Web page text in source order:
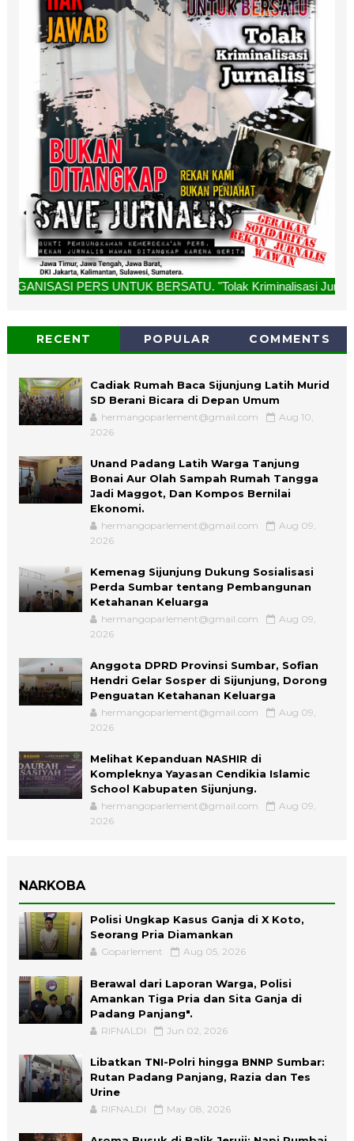
UNTUK BERSATU. "Tolak Kriminalisasi Jurnalis, Rekan
RECENT POPULAR COMMENTS
Cadiak Rumah Baca Sijunjung Latih Murid
SD Berani Bicara di Depan Umum
hermangoparlement@gmail.com
Aug 10,
2026
Unand Padang Latih Warga Tanjung
Bonai Aur Olah Sampah Rumah Tangga
Jadi Maggot, Dan Kompos Bernilai
Ekonomi.
hermangoparlement@gmail.com
Aug 09,
2026
Kemenag Sijunjung Dukung Sosialisasi
Perda Sumbar tentang Pembangunan
Ketahanan Keluarga
hermangoparlement@gmail.com
Aug 09,
2026
Anggota DPRD Provinsi Sumbar, Sofian
Hendri Gelar Sosper di Sijunjung, Dorong
Penguatan Ketahanan Keluarga
hermangoparlement@gmail.com
Aug 09,
2026
Melihat Kepanduan NASHIR di
Kompleknya Yayasan Cendikia Islamic
School Kabupaten Sijunjung.
hermangoparlement@gmail.com
Aug 09,
2026
NARKOBA
Polisi Ungkap Kasus Ganja di X Koto,
Seorang Pria Diamankan
Goparlement Aug 05, 2026
Berawal dari Laporan Warga, Polisi
Amankan Tiga Pria dan Sita Ganja di
Padang Panjang".
RIFNALDI Jun 02, 2026
Libatkan TNI-Polri hingga BNNP Sumbar:
Rutan Padang Panjang, Razia dan Tes
Urine
RIFNALDI May 08, 2026